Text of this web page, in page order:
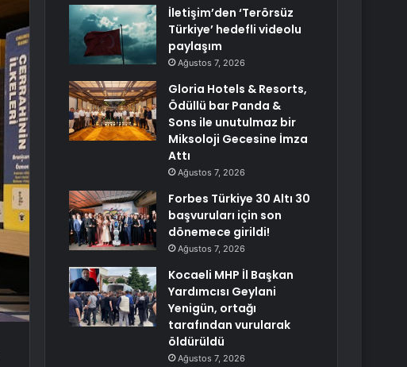
İletişim’den ‘Terörsüz
Türkiye’ hedefli videolu
paylaşım
Ağustos 7, 2026
Gloria Hotels & Resorts,
Ödüllü bar Panda &
Sons ile unutulmaz bir
Miksoloji Gecesine İmza
Attı
Ağustos 7, 2026
Forbes Türkiye 30 Altı 30
başvuruları için son
dönemece girildi!
Ağustos 7, 2026
Kocaeli MHP İl Başkan
Yardımcısı Geylani
Yenigün, ortağı
tarafından vurularak
öldürüldü
Ağustos 7, 2026